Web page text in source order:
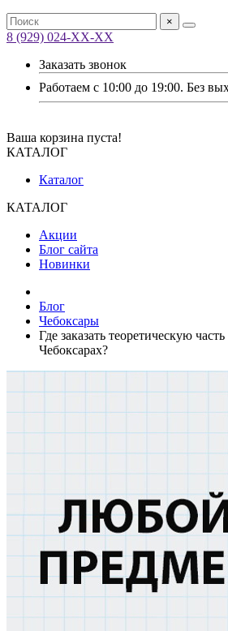
×
8 (929) 024-ХХ-ХХ
Заказать звонок
Работаем с 10:00 до 19:00. Без
Ваша корзина пуста!
КАТАЛОГ
Каталог
КАТАЛОГ
Акции
Блог сайта
Новинки
Блог
Чебоксары
Где заказать теоретическую
Чебоксарах?